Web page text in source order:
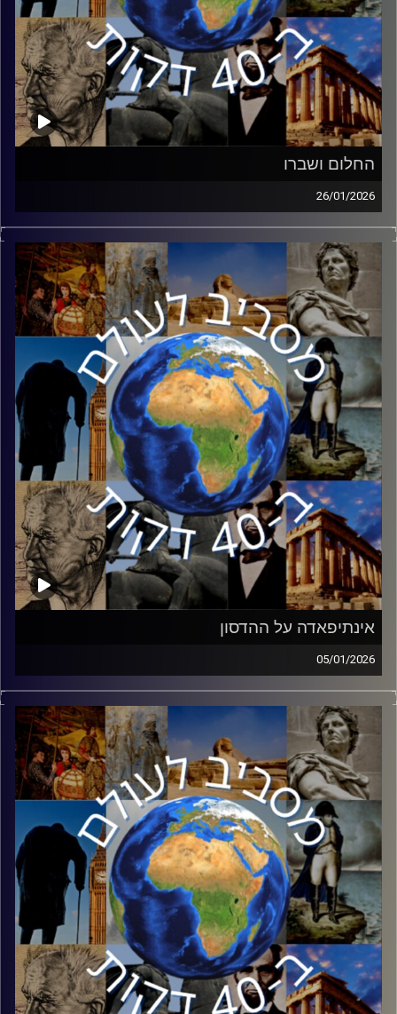
החלום ושברו
26/01/2026
בשבוע שעבר ציינו בארצות הברית את יומו של מרטין לותר
קינג, האיש עם החלום שסיים את האפליה הגזעית בארצות
הברית. אך האם האפליה עדיין קיימת בארצות הברית? ד״ר אלי
קוק, ראש תכנית להיסטוריה אמריקאית באוניברסיטת חיפה
ומנחה הפודקאסט ״הרדיקל״ הצטרף כדי לעשות סדר ביחסים
הגזעיים בחברה האמריקאית.
קרדיט תמונות: יוסי מצרי
אינתיפאדה על ההדסון
05/01/2026
המלחמה שניהלה ישראל בשנתיים האחרונות חשפה את
הבעיות הביטחוניות של ישראל. חזית שנחשפה בשיא עוצמתה
היא המלחמה על התודעה והאתגר של ישראל בקרב הדור
הצעיר. אופיר דיין, חוקרת במכון למחקרי ביטחון לאומי ה INSS
ומחברת הספר ״אינתיפאדה על ההדסון״ מגיעה לעשות סדר
בחזית ההסברה וכיצד ישראל יכולה לנצח במאבק התודעתי.
קרדיט תמונות: יוסי מצרי